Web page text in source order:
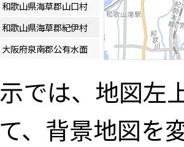
和歌山県海草郡山口村
和歌山県海草郡紀伊村
大阪府泉南郡公有水面
では、地図左
、背景地図を